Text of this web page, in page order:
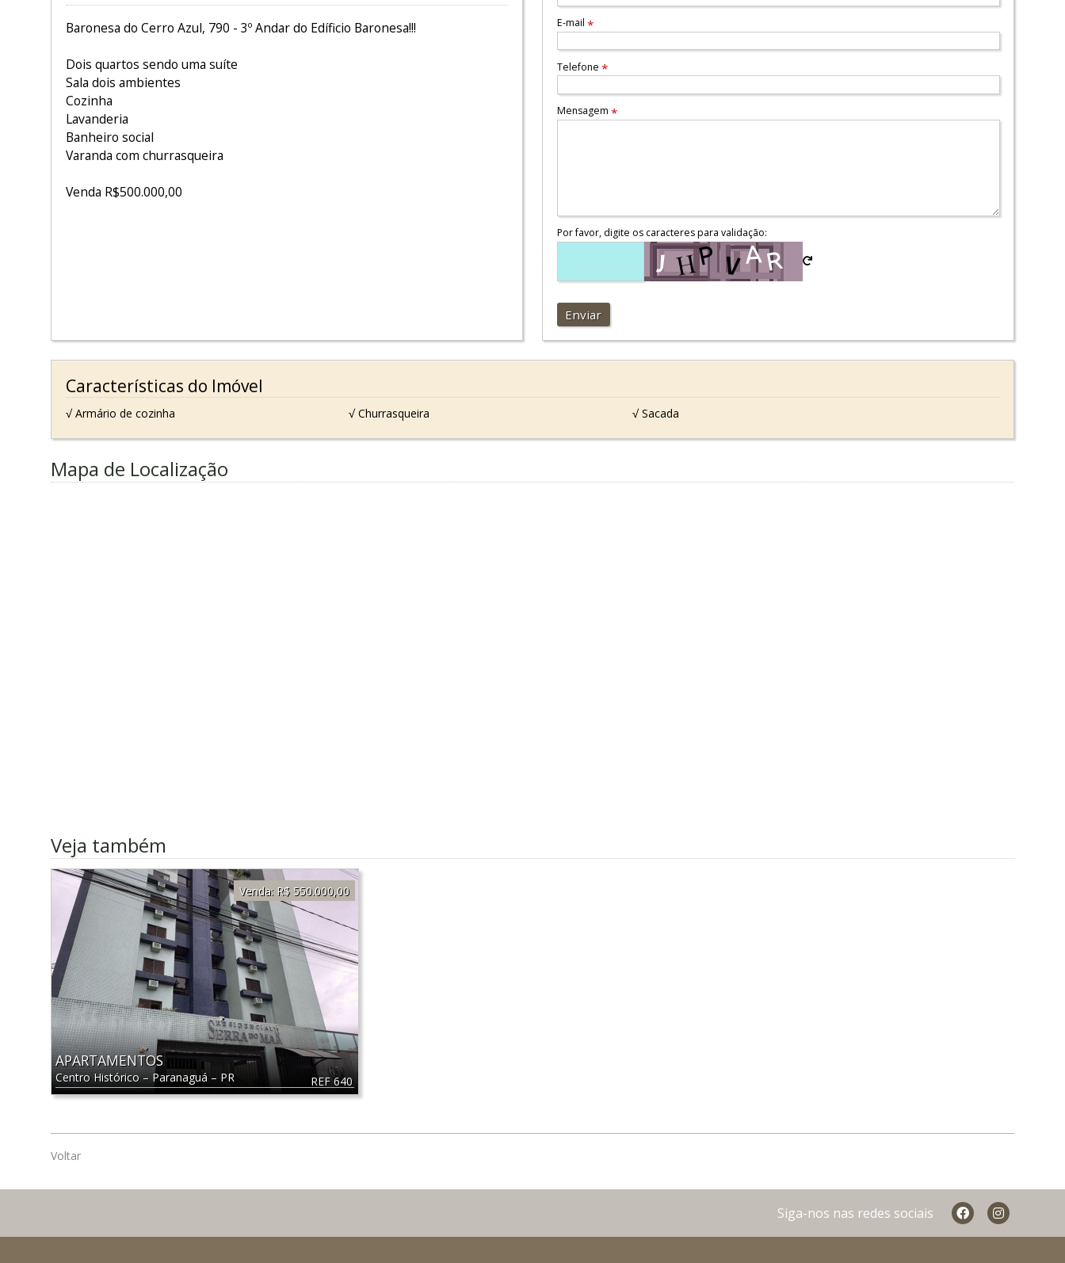
Baronesa do Cerro Azul, 790 - 3º Andar do Edíficio Baronesa!!!
Dois quartos sendo uma suíte
Sala dois ambientes
Cozinha
Lavanderia
Banheiro social
Varanda com churrasqueira
Venda R$500.000,00
E-mail *
Telefone *
Mensagem *
Por favor, digite os caracteres para validação:
Enviar
Características do Imóvel
√ Armário de cozinha √ Churrasqueira √ Sacada
Mapa de Localização
Veja também
REF 640
APARTAMENTOS
Centro Histórico–Paranaguá – PR
Venda: R$ 550.000,00
Voltar
Siga-nos nas redes sociais